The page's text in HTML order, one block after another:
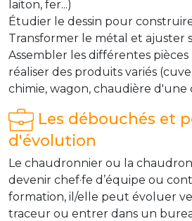
laiton, fer...)
Étudier le dessin pour
Transformer le métal et ajuster
Assembler les différentes
réaliser des produits variés
chimie, wagon, chaudière d'une
Les débouchés et
d'évolution
Le chaudronnier ou la
devenir chef·fe d’équipe ou
formation, il/elle peut évoluer
traceur ou entrer dans un